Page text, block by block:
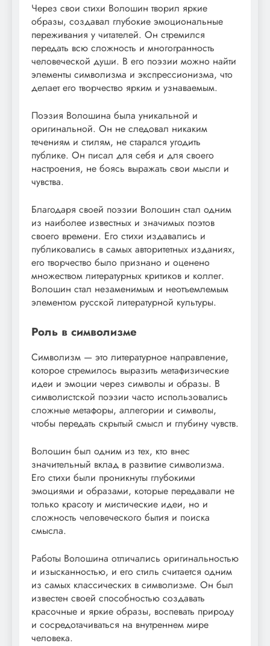
Через свои стихи Волошин творил яркие
образы, создавал глубокие эмоциональные
переживания у читателей. Он стремился
передать всю сложность и многогранность
человеческой души. В его поэзии можно найти
элементы символизма и экспрессионизма, что
делает его творчество ярким и узнаваемым.
Поэзия Волошина была уникальной и
оригинальной. Он не следовал никаким
течениям и стилям, не старался угодить
публике. Он писал для себя и для своего
настроения, не боясь выражать свои мысли и
чувства.
Благодаря своей поэзии Волошин стал одним
из наиболее известных и значимых поэтов
своего времени. Его стихи издавались и
публиковались в самых авторитетных изданиях,
его творчество было признано и оценено
множеством литературных критиков и коллег.
Волошин стал незаменимым и неотъемлемым
элементом русской литературной культуры.
Роль в символизме
Символизм — это литературное направление,
которое стремилось выразить метафизические
идеи и эмоции через символы и образы. В
символистской поэзии часто использовались
сложные метафоры, аллегории и символы,
чтобы передать скрытый смысл и глубину чувств.
Волошин был одним из тех, кто внес
значительный вклад в развитие символизма.
Его стихи были проникнуты глубокими
эмоциями и образами, которые передавали не
только красоту и мистические идеи, но и
сложность человеческого бытия и поиска
смысла.
Работы Волошина отличались оригинальностью
и изысканностью, и его стиль считается одним
из самых классических в символизме. Он был
известен своей способностью создавать
красочные и яркие образы, воспевать природу
и сосредотачиваться на внутреннем мире
человека.